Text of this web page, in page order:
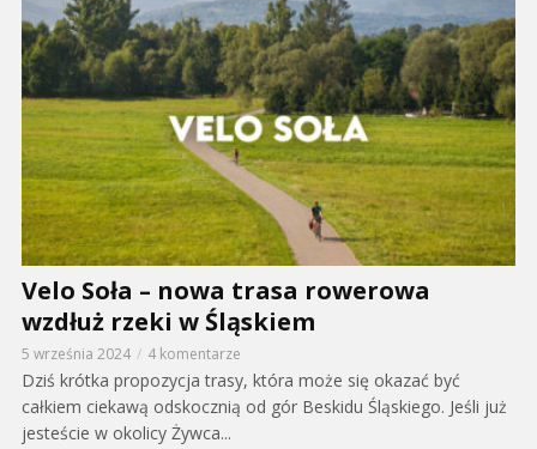
Velo Soła – nowa trasa rowerowa
wzdłuż rzeki w Śląskiem
5 września 2024 4 komentarze
Dziś krótka propozycja trasy, która może się okazać być
całkiem ciekawą odskocznią od gór Beskidu Śląskiego. Jeśli już
jesteście w okolicy Żywca...